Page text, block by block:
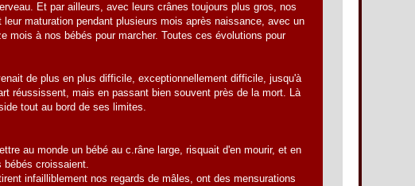
Et par ailleurs, avec leurs crânes toujours plus gros, nos
maturation pendant plusieurs mois après naissance, avec un
mois à nos bébés pour marcher. Toutes ces évolutions pour
de plus en plus difficile, exceptionnellement difficile, jusqu'à
réussissent, mais en passant bien souvent près de la mort. Là
tout au bord de ses limites.
au monde un bébé au c.râne large, risquait d'en mourir, et en
bébés croissaient.
infailliblement nos regards de mâles, ont des mensurations